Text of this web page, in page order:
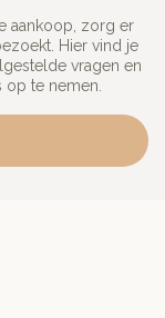
aankoop, zorg er
Hier vind je
vragen en
te nemen.